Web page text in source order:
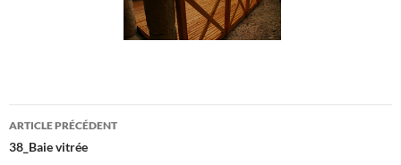
Navigation
des
ARTICLE PRÉCÉDENT
38_Baie vitrée